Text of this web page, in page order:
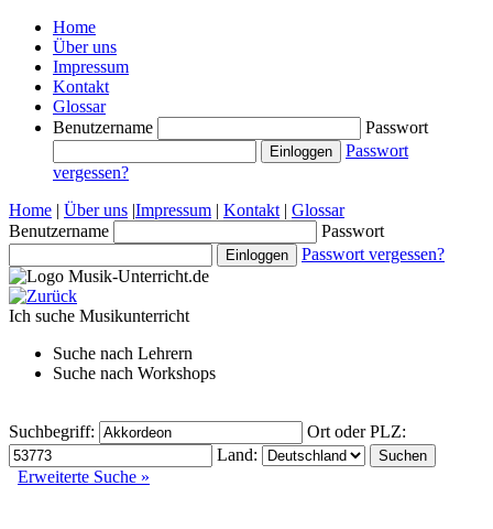
Home
Über uns
Impressum
Kontakt
Glossar
Benutzername
Passwort
Passwort
vergessen?
Home | Über uns |Impressum | Kontakt | Glossar
Benutzername
Passwort
Passwort vergessen?
Ich suche Musikunterricht
Suche nach Lehrern
Suche nach Workshops
Suchbegriff:
Ort oder PLZ:
Land:
Erweiterte Suche »